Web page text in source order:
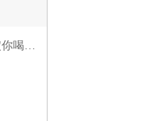
当你说“我喜欢喝Moscato”的时候 你确定你喝的到底是什么吗？